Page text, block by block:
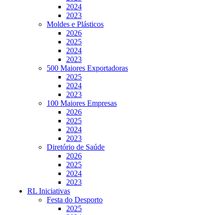
2024
2023
Moldes e Plásticos
2026
2025
2024
2023
500 Maiores Exportadoras
2025
2024
2023
100 Maiores Empresas
2026
2025
2024
2023
Diretório de Saúde
2026
2025
2024
2023
RL Iniciativas
Festa do Desporto
2025